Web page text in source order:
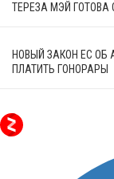
ТЕРЕЗА МЭЙ ГОТОВА
НОВЫЙ ЗАКОН ЕС ОБ
ПЛАТИТЬ ГОНОРАРЫ